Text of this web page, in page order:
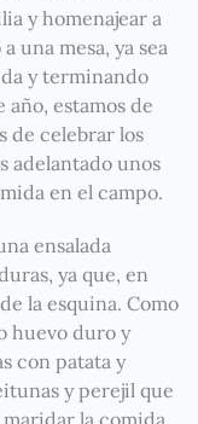
y homenajear a
una mesa, ya sea
y terminando
año, estamos de
de celebrar los
adelantado unos
en el campo.
ensalada
ya que, en
la esquina. Como
huevo duro y
con patata y
y perejil que